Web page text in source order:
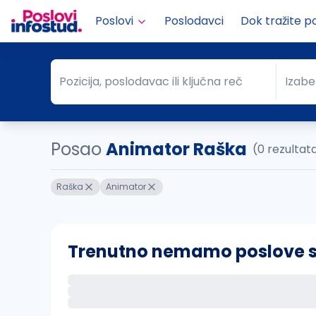
Poslovi Poslodavci Dok tražite
Pozicija, poslodavac ili ključna reč
Pozicija, poslodavac ili ključna reč Grad
PosaoAnimator Raška (0
Raška Animator
Trenutno nemamo poslove